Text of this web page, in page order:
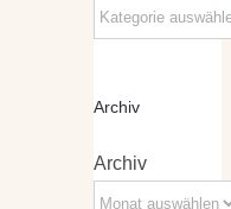
Archiv
Archiv